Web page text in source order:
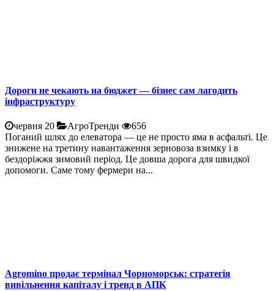
Дороги не чекають на бюджет — бізнес сам лагодить
інфраструктуру
червня 20 АгроТренди
656
Поганий шлях до елеватора — це не просто яма в асфальті. Це
знижене на третину навантаження зерновоза взимку і в
бездоріжжя зимовий період. Це довша дорога для швидкої
допомоги. Саме тому фермери на...
Agromino продає термінал Чорноморськ: стратегія
вивільнення капіталу і тренд в АПК